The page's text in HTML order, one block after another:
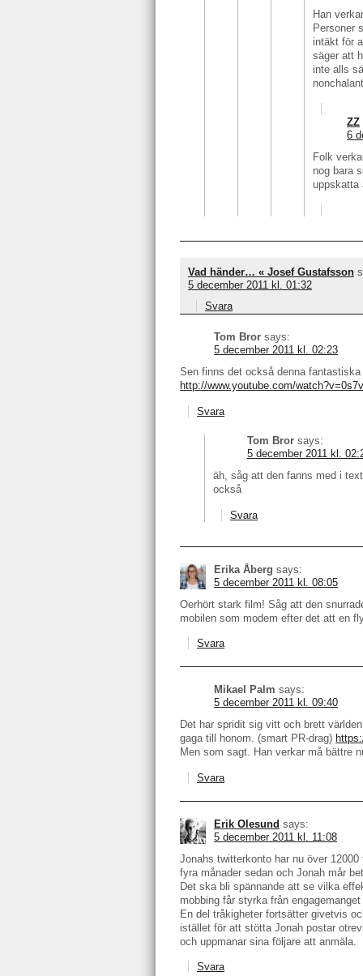
Han
Personer
intäkt för
säger att
inte alls
ZZ
6
Folk
nog bara
uppskatta
Vad händer… « Josef Gustafsson
5 december 2011 kl. 01:32
Svara
Tom Bror says:
5 december 2011 kl. 02:23
Sen finns det också denna
http://www.youtube.com/
Svara
Tom Bror says:
5 december 2011 kl.
äh, såg att den fanns med i
också
Svara
Erika Åberg says:
5 december 2011 kl. 08:05
Oerhört stark film! Såg att den
mobilen som modem efter det att en
Svara
Mikael Palm says:
5 december 2011 kl. 09:40
Det har spridit sig vitt och brett
gaga till honom. (smart PR-drag)
Men som sagt. Han verkar må bättre
Svara
Erik Olesund says:
5 december 2011 kl. 11:08
Jonahs twitterkonto har nu över
fyra månader sedan och Jonah mår
Det ska bli spännande att se vilka
mobbing får styrka från
En del tråkigheter fortsätter givetvis
istället för att stötta Jonah postar
och uppmanar sina följare att anmäla.
Svara